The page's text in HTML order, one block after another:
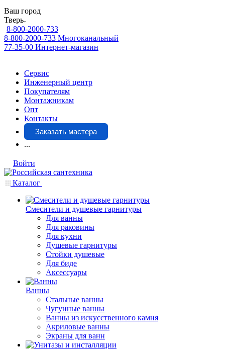
Ваш город
Тверь
8-800-2000-733
8-800-2000-733 Многоканальный
77-35-00 Интернет-магазин
Сервис
Инженерный центр
Покупателям
Монтажникам
Опт
Контакты
Заказать мастера
...
Войти
Каталог
Смесители и душевые гарнитуры
Для ванны
Для раковины
Для кухни
Душевые гарнитуры
Стойки душевые
Для биде
Аксессуары
Ванны
Стальные ванны
Чугунные ванны
Ванны из искусственного камня
Акриловые ванны
Экраны для ванн